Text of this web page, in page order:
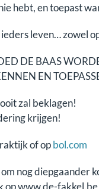
hebt, en toepast
leven… zowel
DE BAAS
EN
zal beklagen!
krijgen!
of opbol.com
nog diepgaander
op www.de-fakkel.be